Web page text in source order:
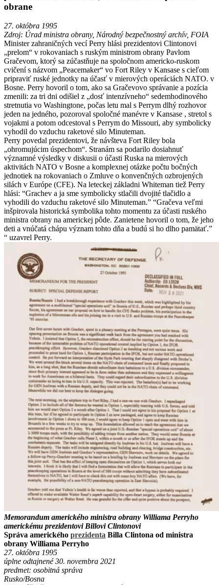
obrane
27. októbra 1995
Zdroj: Úrad ministra obrany, Národný bezpečnostný archív, FOIA
Minister zahraničných vecí Perry hlási prezidentovi Clintonovi
„prelom“ v rokovaniach s ruským ministrom obrany Pavlom
Gračevom, ktorý sa zúčastňuje na spoločnom americko-ruskom
cvičení s názvom „Peacemaker“ vo Fort Riley v Kansase s cieľom
pripraviť ruské jednotky na účasť v mierových operáciách NATO. v
Bosne. Perry hovoril o tom, ako sa Gračevovo správanie a pozícia
zmenili: za tri dni odišiel z „dosť intenzívneho“ sedemhodinového
stretnutia vo Washingtone, počas letu mal s Perrym dlhý rozhovor
jeden na jedného, ​​pozoroval spoločné manévre v Kansase , stretol s
vojakmi a potom odcestoval s Perrym do Missouri, aby symbolicky
vyhodil do vzduchu raketové silo Minuteman.
Perry povedal prezidentovi, že návšteva Fort Riley bola
„ohromujúcim úspechom“. Stranám sa podarilo dosiahnuť
významné výsledky v diskusii o účasti Ruska na mierových
aktivitách NATO v Bosne a komplexnej otázke počtu bočných
jednotiek na rokovaniach o Zmluve o konvenčných ozbrojených
silách v Európe (CFE). Na leteckej základni Whiteman tiež Perry
hlási: “Grachev a ja sme symbolicky stlačili dvojité tlačidlo a
vyhodili do vzduchu raketové silo Minuteman.” “Gračeva veľmi
inšpirovala historická symbolika tohto momentu za účasti ruského
ministra obrany na americkej pôde. Zanietene hovoril o tom, že jeho
deti a vnúčatá chápu význam tohto dňa a budú si ho dlho pamätať.”
“ uzavrel Perry.
Memorandum amerického ministra obrany Williama Perryho
americkému prezidentovi Billovi Clintonovi
Správa amerického prezidenta Billa Clintona od ministra
obrany Williama Perryho
27. októbra 1995
úplne odtajnené 30. novembra 2021
predmet: osobitná správa
Rusko/Bosna